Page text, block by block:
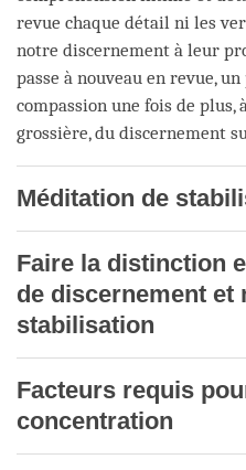
revue chaque détail ni les
notre discernement à leur
passe à nouveau en revue,
compassion une fois de plus,
grossière, du discernement
Méditation de
Faire la distinction
de discernement et
stabilisation
Facteurs requis
concentration